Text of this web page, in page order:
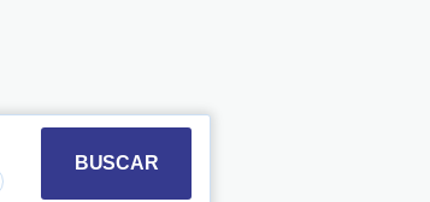
and select a date. Press the
with the calendar and select a date.
BUSCAR